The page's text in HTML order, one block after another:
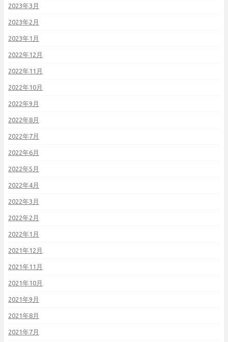
2023年3月
2023年2月
2023年1月
2022年12月
2022年11月
2022年10月
2022年9月
2022年8月
2022年7月
2022年6月
2022年5月
2022年4月
2022年3月
2022年2月
2022年1月
2021年12月
2021年11月
2021年10月
2021年9月
2021年8月
2021年7月